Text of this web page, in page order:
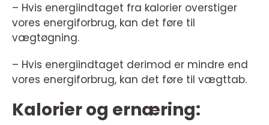
– Hvis energiindtaget fra kalorier overstiger
vores energiforbrug, kan det føre til
vægtøgning.
– Hvis energiindtaget derimod er mindre end
vores energiforbrug, kan det føre til vægttab.
Kalorier og ernæring: